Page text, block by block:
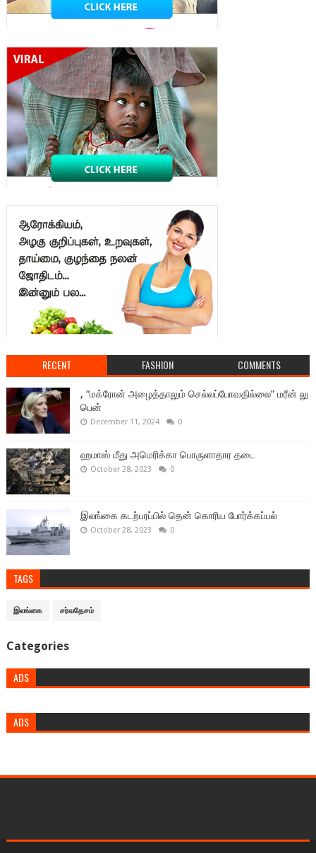
RECENT FASHION COMMENTS
, “மக்ரோன் அழைத்தாலும் செல்லப்போவதில்லை” மரீன் லு
பென்
December 11, 2024 0
ஹமாஸ் மீது அமெரிக்கா பொருளாதார தடை
October 28, 2023 0
இலங்கை கடற்பரப்பில் தென் கொரிய போர்க்கப்பல்
October 28, 2023 0
TAGS
இலங்கை சர்வதேசம்
Categories
ADS
ADS